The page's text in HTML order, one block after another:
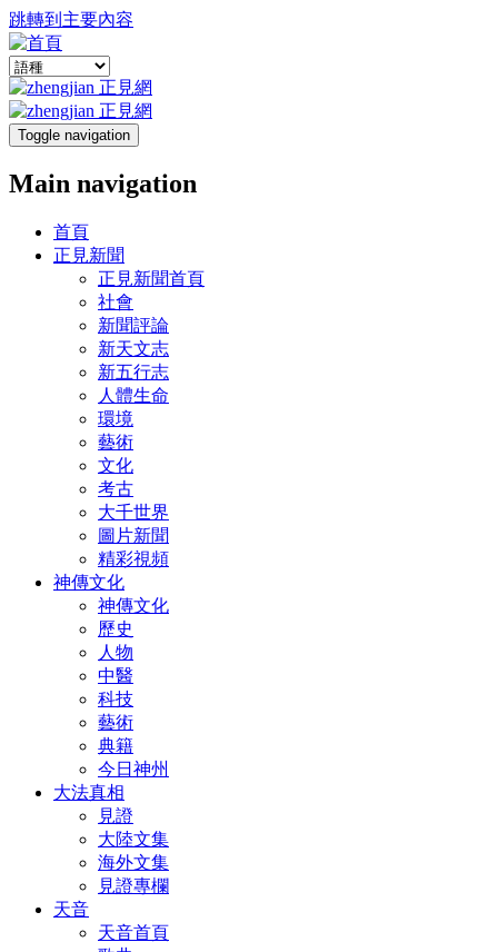
跳轉到主要內容
Toggle navigation
Main navigation
首頁
正見新聞
正見新聞首頁
社會
新聞評論
新天文志
新五行志
人體生命
環境
藝術
文化
考古
大千世界
圖片新聞
精彩視頻
神傳文化
神傳文化
歷史
人物
中醫
科技
藝術
典籍
今日神州
大法真相
見證
大陸文集
海外文集
見證專欄
天音
天音首頁